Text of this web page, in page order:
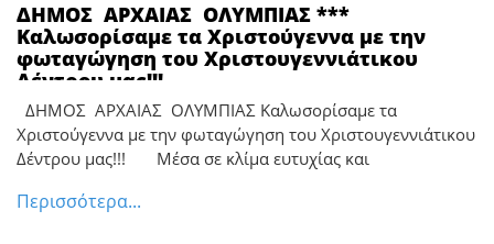
ΔΗΜΟΣ ΑΡΧΑΙΑΣ ΟΛΥΜΠΙΑΣ ***
Καλωσορίσαμε τα Χριστούγεννα με την
φωταγώγηση του Χριστουγεννιάτικου
Δέντρου μας!!!
ΔΗΜΟΣ ΑΡΧΑΙΑΣ ΟΛΥΜΠΙΑΣ Καλωσορίσαμε τα
Χριστούγεννα με την φωταγώγηση του Χριστουγεννιάτικου
Δέντρου μας!!! Μέσα σε κλίμα ευτυχίας και
Περισσότερα...